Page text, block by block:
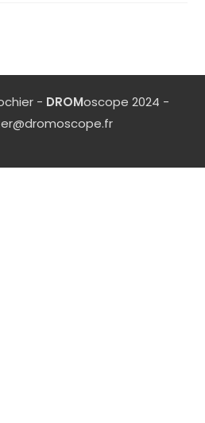
- DROMoscope 2024 -